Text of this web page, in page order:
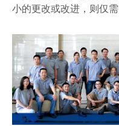
小的更改或改进，则仅需